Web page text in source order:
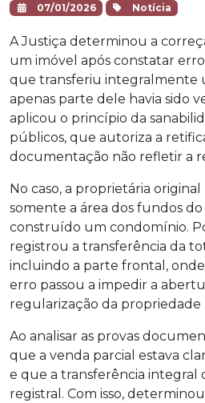
07/01/2026 Notícia
A Justiça determinou a
um imóvel após constatar
que transferiu integralmente
apenas parte dele havia sido
aplicou o princípio da
públicos, que autoriza a
documentação não refletir a
No caso, a proprietária
somente a área dos fundos
construído um condomínio.
registrou a transferência da
incluindo a parte frontal, onde
erro passou a impedir a
regularização da propriedade
Ao analisar as provas
que a venda parcial estava
e que a transferência integral
registral. Com isso,